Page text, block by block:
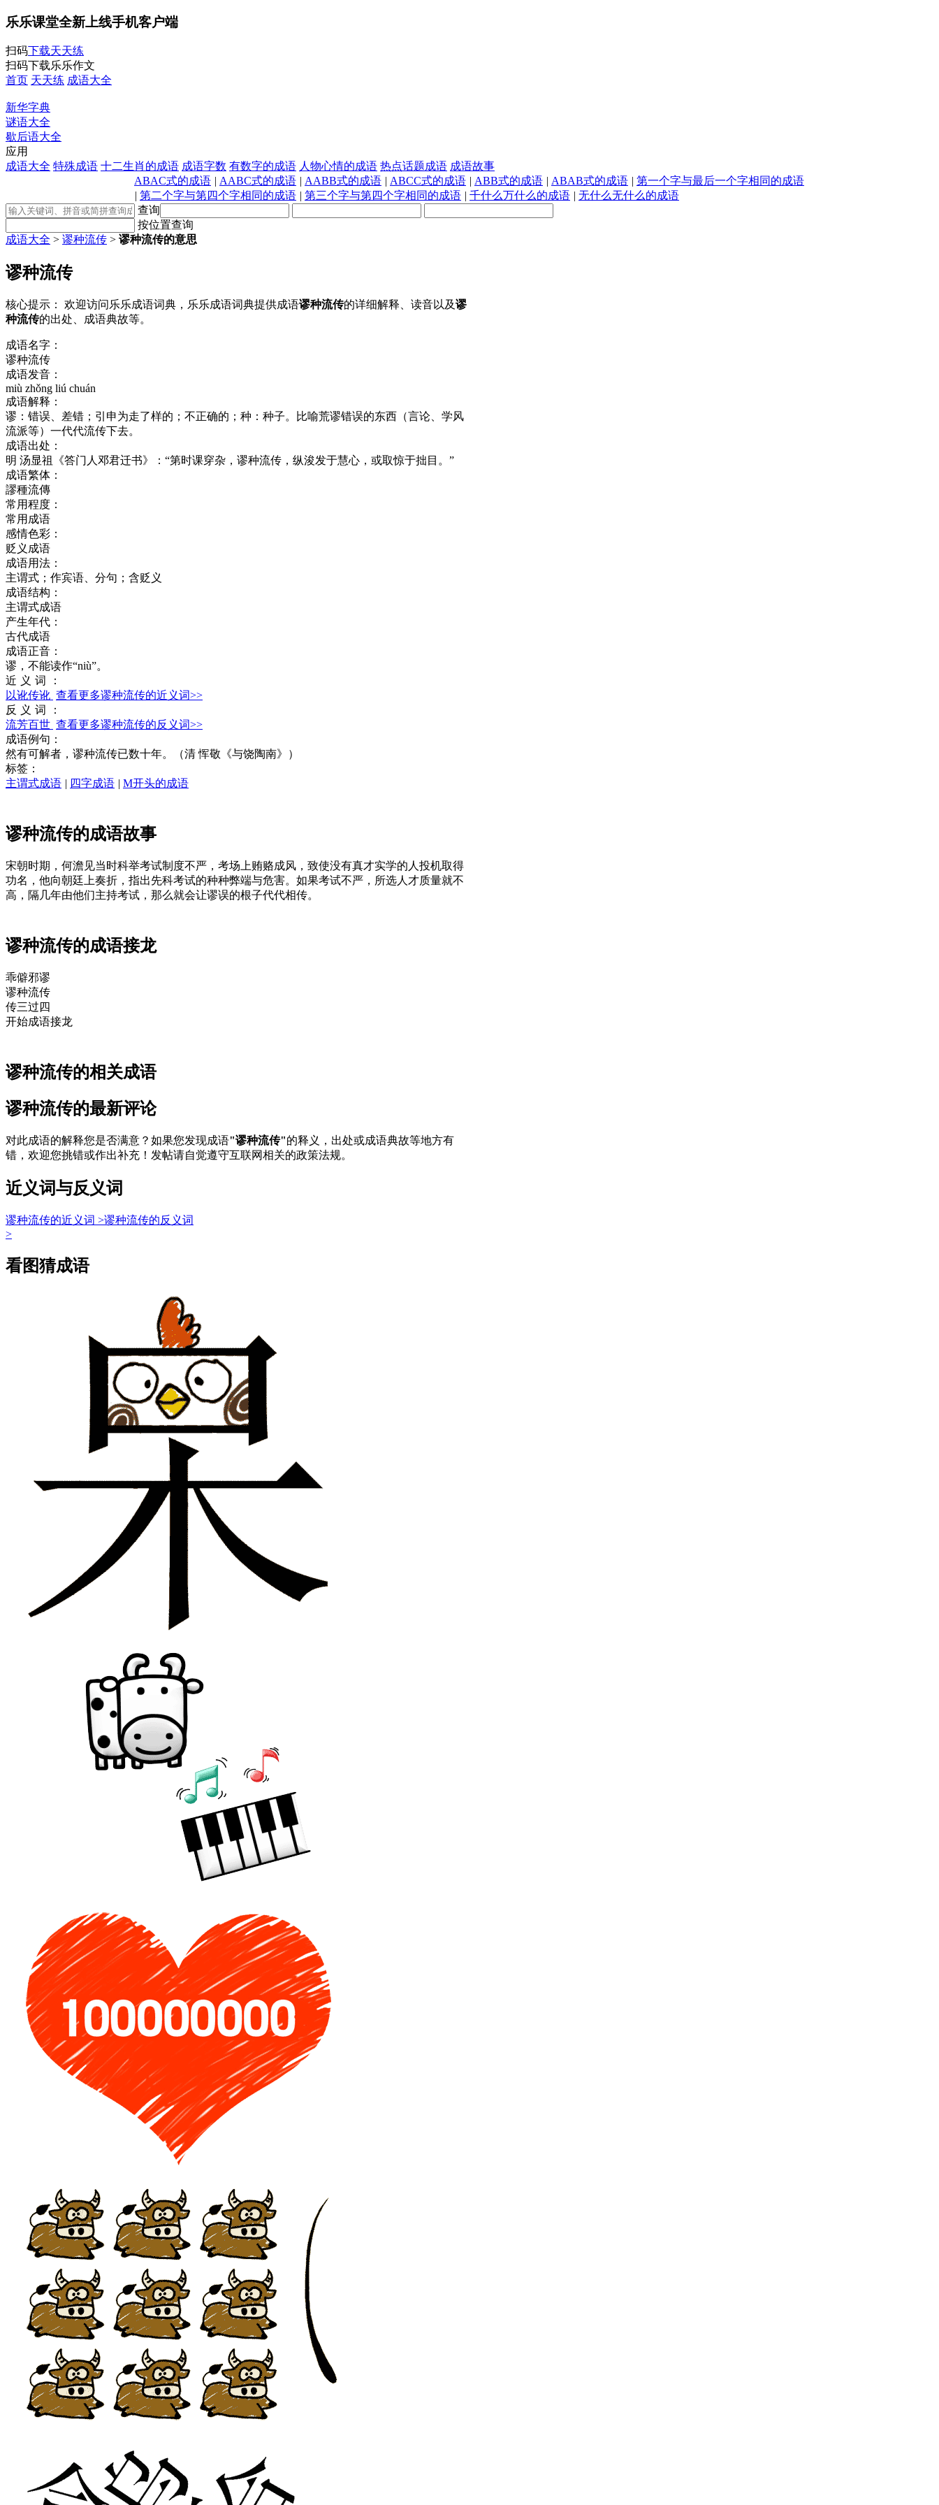
乐乐课堂全新上线手机客户端
扫码下载天天练
扫码下载乐乐作文
首页 天天练 成语大全
新华字典
谜语大全
歇后语大全
应用
成语大全 特殊成语 十二生肖的成语 成语字数 有数字的成语 人物心情的成语 热点话题成语 成语故事
ABAC式的成语 | AABC式的成语 | AABB式的成语 | ABCC式的成语 | ABB式的成语 | ABAB式的成语 | 第一个字与最后一个字相同的成语
| 第二个字与第四个字相同的成语 | 第三个字与第四个字相同的成语 | 千什么万什么的成语 | 无什么无什么的成语
查询
按位置查询
成语大全 > 谬种流传 > 谬种流传的意思
谬种流传
核心提示： 欢迎访问乐乐成语词典，乐乐成语词典提供成语谬种流传的详细解释、读音以及谬
种流传的出处、成语典故等。
成语名字：
谬种流传
成语发音：
miù zhǒng liú chuán
成语解释：
谬：错误、差错；引申为走了样的；不正确的；种：种子。比喻荒谬错误的东西（言论、学风
流派等）一代代流传下去。
成语出处：
明 汤显祖《答门人邓君迁书》：“第时课穿杂，谬种流传，纵浚发于慧心，或取惊于拙目。”
成语繁体：
謬種流傳
常用程度：
常用成语
感情色彩：
贬义成语
成语用法：
主谓式；作宾语、分句；含贬义
成语结构：
主谓式成语
产生年代：
古代成语
成语正音：
谬，不能读作“niù”。
近义词：
以讹传讹 查看更多谬种流传的近义词>>
反义词：
流芳百世 查看更多谬种流传的反义词>>
成语例句：
然有可解者，谬种流传已数十年。（清 恽敬《与饶陶南》）
标签：
主谓式成语 | 四字成语 | M开头的成语
谬种流传的成语故事
宋朝时期，何澹见当时科举考试制度不严，考场上贿赂成风，致使没有真才实学的人投机取得
功名，他向朝廷上奏折，指出先科考试的种种弊端与危害。如果考试不严，所选人才质量就不
高，隔几年由他们主持考试，那么就会让谬误的根子代代相传。
谬种流传的成语接龙
乖僻邪谬
谬种流传
传三过四
开始成语接龙
谬种流传的相关成语
谬种流传的最新评论
对此成语的解释您是否满意？如果您发现成语"谬种流传"的释义，出处或成语典故等地方有
错，欢迎您挑错或作出补充！发帖请自觉遵守互联网相关的政策法规。
近义词与反义词
谬种流传的近义词 >谬种流传的反义词
>
看图猜成语